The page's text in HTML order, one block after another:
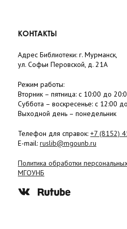
КОНТАКТЫ
Адрес Библиотеки: г. Мурманск,
ул. Софьи Перовской, д. 21А
Режим работы:
Вторник – пятница: с 10:00 до
Суббота – воскресенье: c 12:00
Выходной день – понедельник
Телефон для справок: +7 (8152)
E-mail: ruslib@mgounb.ru
Политика обработки
МГОУНБ